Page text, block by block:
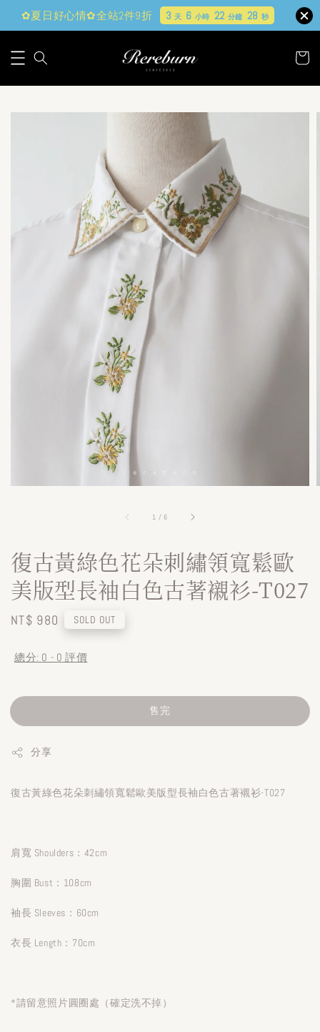
✿夏日好心情✿全站2件9折 3 天 6 小時 22 分鐘 27 秒
1 / 6
復古黃綠色花朵刺繡領寬鬆歐
美版型長袖白色古著襯衫-T027
Regular
NT$ 980 SOLD OUT
總分: 0 - 0 評價
售完
分享
復古黃綠色花朵刺繡領寬鬆歐美版型長袖白色古著襯衫-T027
肩寬 Shoulders：42cm
胸圍 Bust：108cm
袖長 Sleeves：60cm
衣長 Length：70cm
*請留意照片圓圈處（確定洗不掉）